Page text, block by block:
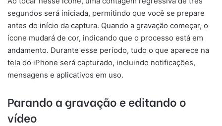
segundos será iniciada, permitindo que você se prepare
antes do início da captura. Quando a gravação começar, o
ícone mudará de cor, indicando que o processo está em
andamento. Durante esse período, tudo o que aparece na
tela do iPhone será capturado, incluindo notificações,
mensagens e aplicativos em uso.
Parando a gravação e editando o
vídeo